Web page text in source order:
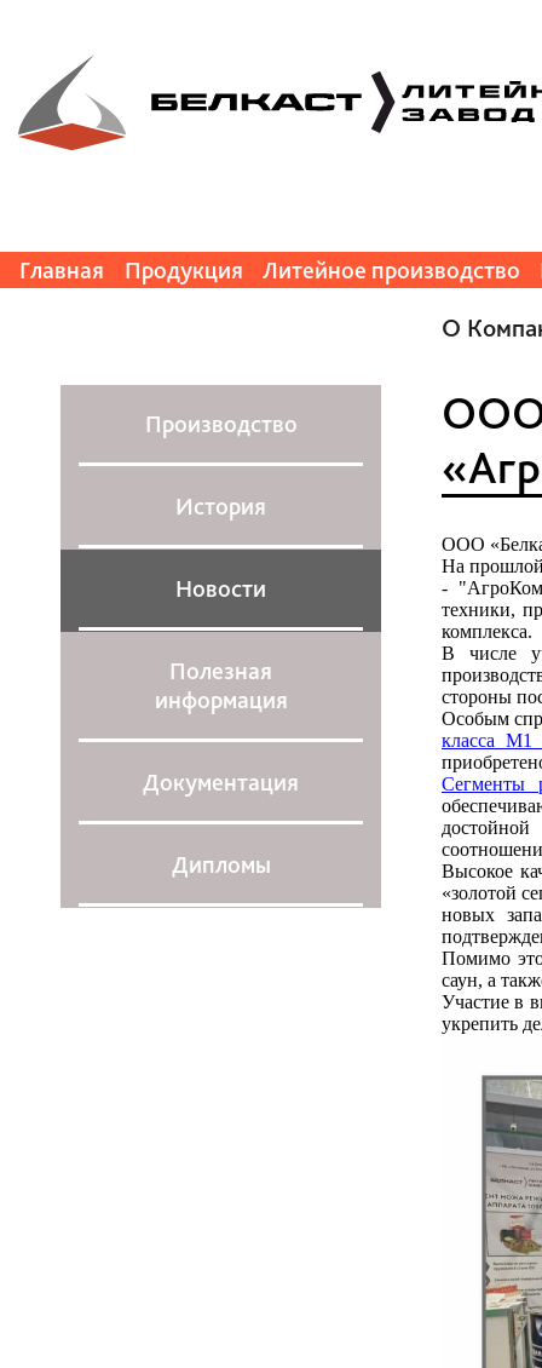
Главная Продукция Литейное производство
Производство
История
Новости
Полезная
информация
Документация
Дипломы
О
ООО
ООО
На
-
техники,
комплекса.
В числе
стороны
Особым
класса М1
Сегменты
достойной
Высокое
«золотой
новых
Помимо
саун, а
Участие в
укрепить